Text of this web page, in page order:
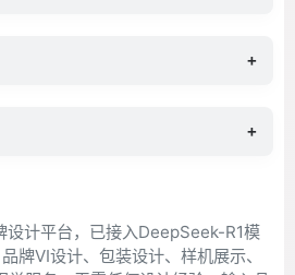
+
+
设计平台，已接入DeepSeek-R1模
牌VI设计、包装设计、样机展示、